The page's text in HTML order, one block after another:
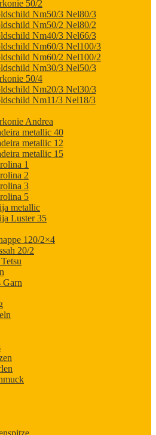
50/2
Nm50/3 Nel80/3
Nm50/2 Nel80/2
Nm40/3 Nel66/3
Nm60/3 Nel100/3
Nm60/2 Nel100/2
Nm30/3 Nel50/3
50/4
Nm20/3 Nel30/3
Nm11/3 Nel18/3
Andrea
metallic 40
metallic 12
metallic 15
1
2
3
5
metallic
Luster 35
120/2×4
20/2
Garn